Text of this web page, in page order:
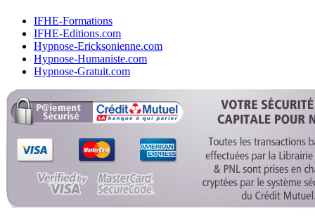
IFHE-Formations
IFHE-Editions.com
Hypnose-Ericksonienne.com
Hypnose-Humaniste.com
Hypnose-Gratuit.com